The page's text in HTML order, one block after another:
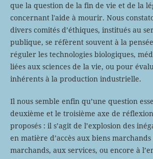
que la question de la fin de vie et de la
concernant l'aide à mourir. Nous
divers comités d’éthiques, institués au
publique, se réfèrent souvent à la
réguler les technologies biologiques,
liées aux sciences de la vie, ou pour
inhérents à la production industrielle.
Il nous semble enfin qu’une question
deuxième et le troisième axe de
proposés : il s’agit de l’explosion des
en matière d’accès aux biens
marchands, aux services, ou encore à